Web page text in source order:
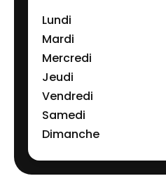
Lundi
Mardi
Mercredi
Jeudi
Vendredi
Samedi
Dimanche